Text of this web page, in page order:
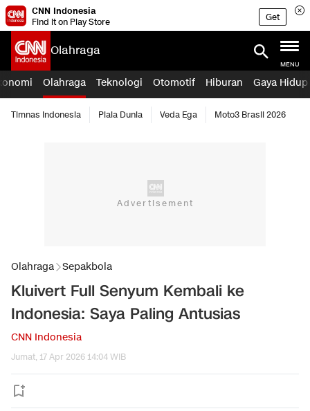
CNN Indonesia
Find it on Play Store
Get
Olahraga
MENU
Olahraga Teknologi Otomotif Hiburan Gaya Hidup
Timnas Indonesia Piala Dunia Veda Ega Moto3 Brasil 2026
Olahraga Sepakbola
Kluivert Full Senyum Kembali ke
Indonesia: Saya Paling Antusias
CNN Indonesia
Jumat, 17 Apr 2026 14:04 WIB